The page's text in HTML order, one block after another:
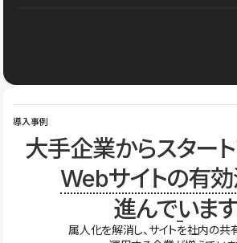
導入事例
大手企業からスター
Webサイトの有
進んでいます
属人化を解消し、サイトを社内の共